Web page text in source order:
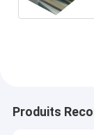
Produits